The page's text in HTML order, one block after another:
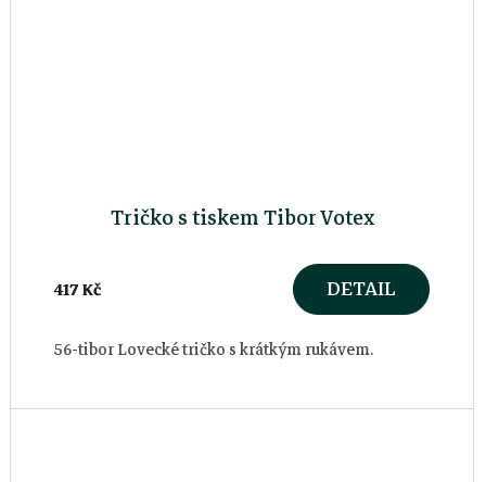
Tričko s tiskem Tibor Votex
417 Kč DETAIL
56-tibor Lovecké tričko s krátkým rukávem.